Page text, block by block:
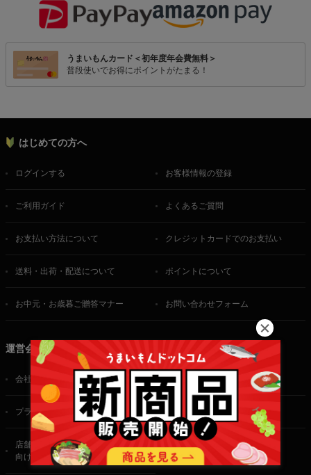
うまいもんカード＜初年度年会費無料＞
普段使いでお得にポイントがたまる！
はじめての方へ
ログインする お客様情報の登録
ご利用ガイド よくあるご質問
お支払い方法について クレジットカードでのお支払い
送料・出荷・配送について ポイントについて
お中元・お歳暮ご贈答マナー お問い合わせフォーム
運営会社
会社概要 ご利用規約
プライバシーポリシー 特定商取引法に基づく表記
店舗・法人・生産者様
向けのお問い合わせ